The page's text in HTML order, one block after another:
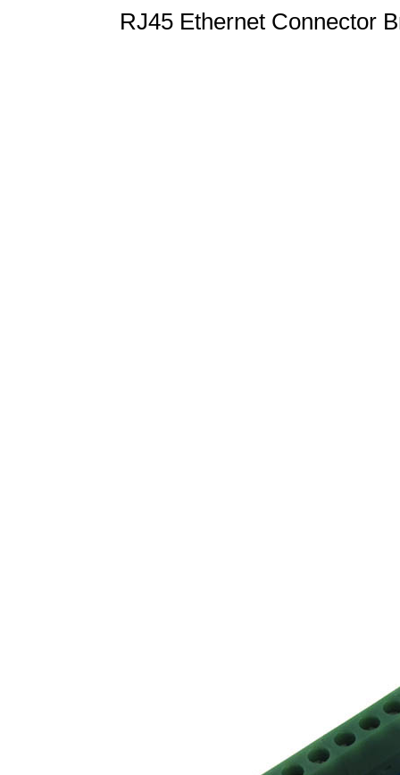
RJ45 Ethernet Connector